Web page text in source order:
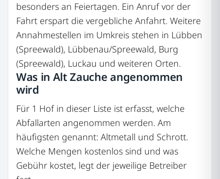
besonders an Feiertagen. Ein Anruf vor der
Fahrt erspart die vergebliche Anfahrt. Weitere
Annahmestellen im Umkreis stehen in Lübben
(Spreewald), Lübbenau/Spreewald, Burg
(Spreewald), Luckau und weiteren Orten.
Was in Alt Zauche angenommen
wird
Für 1 Hof in dieser Liste ist erfasst, welche
Abfallarten angenommen werden. Am
häufigsten genannt: Altmetall und Schrott.
Welche Mengen kostenlos sind und was
Gebühr kostet, legt der jeweilige Betreiber